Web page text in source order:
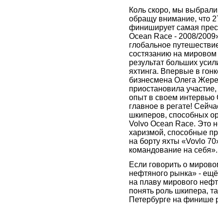
Коль скоро, мы
обращу внимание, что
финиширует самая
Ocean Race - 2008/
глобальное
состязанию на
результат больших
яхтинга. Впервые в
бизнесмена Олега
приостановила
опыт в своем
главное в регате!
шкиперов, способных
Volvo Ocean Race. Это
харизмой, способные
на борту яхты «Vovlo
командование на себя».
Если говорить о
нефтяного рынка» -
на плаву мирового
понять роль шкипера,
Петербурге на финише